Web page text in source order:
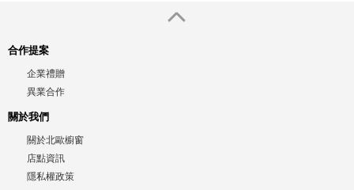
合作提案
企業禮贈
異業合作
關於我們
關於北歐櫥窗
店點資訊
隱私權政策